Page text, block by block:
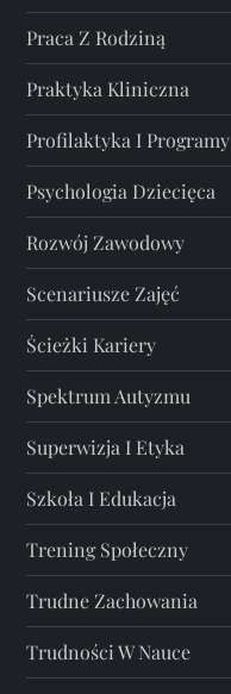
Praca Z Rodziną
Praktyka Kliniczna
Profilaktyka I Programy
Psychologia Dziecięca
Rozwój Zawodowy
Scenariusze Zajęć
Ścieżki Kariery
Spektrum Autyzmu
Superwizja I Etyka
Szkoła I Edukacja
Trening Społeczny
Trudne Zachowania
Trudności W Nauce